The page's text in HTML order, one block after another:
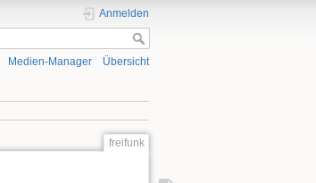
Anmelden
Medien-Manager Übersicht
freifunk